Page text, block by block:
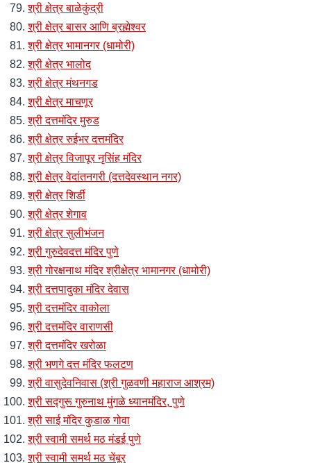
श्री क्षेत्र बाळेकुंद्री
श्री क्षेत्र बासर आणि ब्रह्मेश्वर
श्री क्षेत्र भामानगर (धामोरी)
श्री क्षेत्र भालोद
श्री क्षेत्र मंथनगड
श्री क्षेत्र माचणूर
श्री दत्तमंदिर मुरुड
श्री क्षेत्र रुईभर दत्तमंदिर
श्री क्षेत्र विजापूर नृसिंह मंदिर
श्री क्षेत्र वेदांतनगरी (दत्तदेवस्थान नगर)
श्री क्षेत्र शिर्डी
श्री क्षेत्र शेगाव
श्री क्षेत्र सुलीभंजन
श्री गुरुदेवदत्त मंदिर पुणे
श्री गोरक्षनाथ मंदिर श्रीक्षेत्र भामानगर (धामोरी)
श्री दत्तपादुका मंदिर देवास
श्री दत्तमंदिर वाकोला
श्री दत्तमंदिर वाराणसी
श्री दत्तमंदिर खरोळा
श्री भणगे दत्त मंदिर फलटण
श्री वासुदेवनिवास (श्री गुळवणी महाराज आश्रम)
श्री सद्गुरू गुरुनाथ मुंगळे ध्यानमंदिर, पुणे
श्री साई मंदिर कुडाळ गोवा
श्री स्वामी समर्थ मठ मंडई पुणे
श्री स्वामी समर्थ मठ चेंबूर